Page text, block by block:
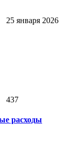
25 января 2026
437
расходы